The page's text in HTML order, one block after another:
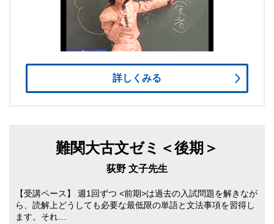
詳しくみる
難関大古文ゼミ＜後期＞
荻野 文子先生
【受講ペース】 週1回ずつ <前期>は過去の入試問題を解きなが
ら、読解上どうしても必要な最低限の単語と文法事項を習得し
ます。それ…